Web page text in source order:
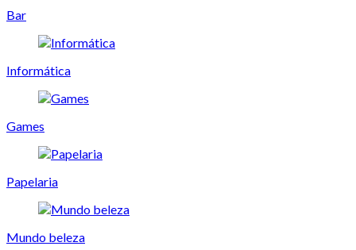
Bar
Informática
Games
Papelaria
Mundo beleza